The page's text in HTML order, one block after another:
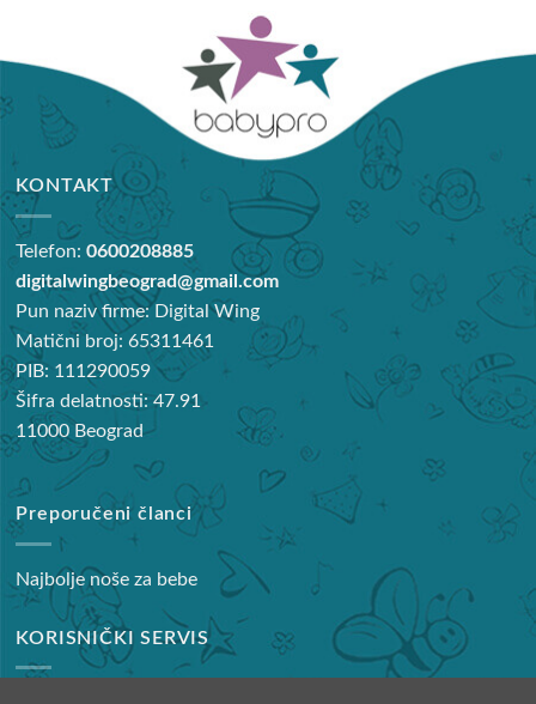
KONTAKT
Telefon:0600208885
digitalwingbeograd@gmail.com
Pun naziv firme: Digital Wing
Matični broj: 65311461
PIB: 111290059
Šifra delatnosti: 47.91
11000 Beograd
Preporučeni članci
Najbolje noše za bebe
KORISNIČKI SERVIS